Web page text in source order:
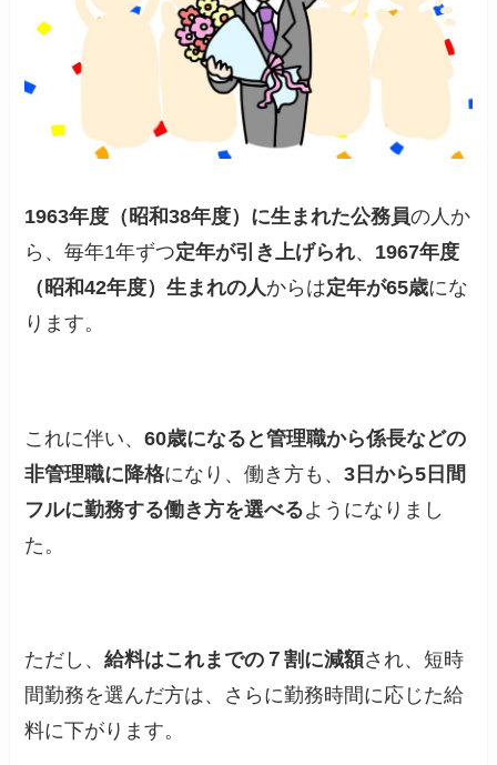
1963年度（昭和38年度）に生まれた公務員の人か
ら、毎年1年ずつ定年が引き上げられ、 1967年度
（昭和42年度）生まれの人からは定年が65歳にな
ります。
これに伴い、60歳になると管理職から係長などの
非管理職に降格になり、働き方も、3日から5日間
フルに勤務する働き方を選べるようになりまし
た。
ただし、給料はこれまでの７割に減額され、短時
間勤務を選んだ方は、さらに勤務時間に応じた給
料に下がります。